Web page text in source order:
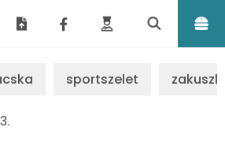
sportszelet